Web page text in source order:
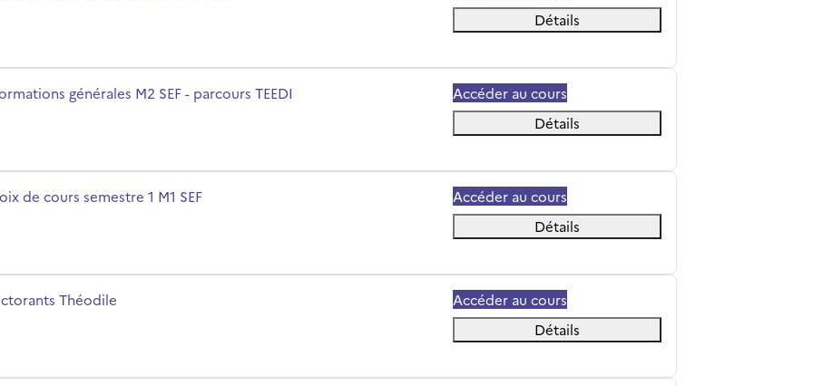
Détails
TEEDI
du coursgénérales M2 SEF - parcours TEEDI
Accéder au cours
Détails
du cours
de cours semestre 1 M1 SEF
Accéder au cours
Détails
du coursThéodile
Accéder au cours
Détails